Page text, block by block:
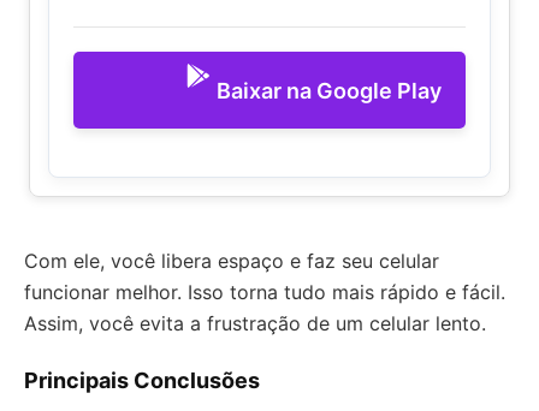
Baixar na Google Play
Com ele, você libera espaço e faz seu celular
funcionar melhor. Isso torna tudo mais rápido e fácil.
Assim, você evita a frustração de um celular lento.
Principais Conclusões